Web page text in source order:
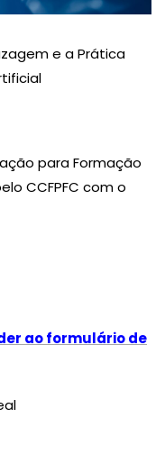
e a Prática
para Formação
CCFPFC com o
ao formulário de